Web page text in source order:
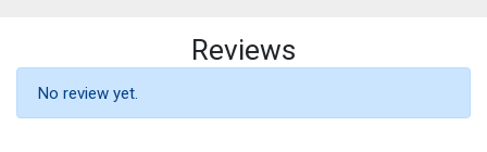
Reviews
No review yet.